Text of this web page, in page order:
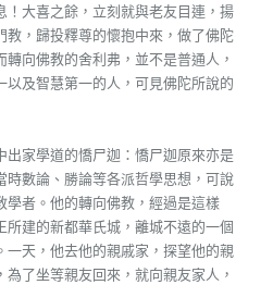
！大喜之餘，立刻就與老友目連，揚
教，歸投釋尊的懷抱中來，做了佛陀
向佛教的舍利弗，並不是普通人，
以及智慧第一的人，可見佛陀所說的
出家學道的憍尸迦：憍尸迦原來亦是
時數論、勝論等各派哲學思想，可說
學者。他的轉向佛教，經過是這樣
所建的新都華氏城，離城不遠的一個
一天，他去他的親戚家，探望他的親
了坐等親友回來，就向親友家人，